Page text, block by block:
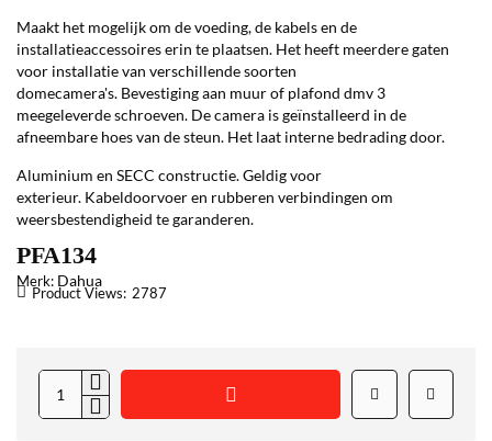
Maakt het mogelijk om de voeding, de kabels en de
installatieaccessoires erin te plaatsen. Het heeft meerdere gaten
voor installatie van verschillende soorten
domecamera's. Bevestiging aan muur of plafond dmv 3
meegeleverde schroeven. De camera is geïnstalleerd in de
afneembare hoes van de steun. Het laat interne bedrading door.
Aluminium en SECC constructie. Geldig voor
exterieur. Kabeldoorvoer en rubberen verbindingen om
weersbestendigheid te garanderen.
PFA134
Merk: Dahua
Product Views: 2787